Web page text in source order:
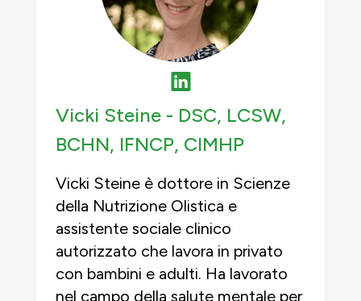
Vicki Steine - DSC, LCSW,
BCHN, IFNCP, CIMHP
Vicki Steine è dottore in Scienze
della Nutrizione Olistica e
assistente sociale clinico
autorizzato che lavora in privato
con bambini e adulti. Ha lavorato
nel campo della salute mentale per